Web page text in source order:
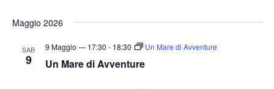
Maggio 2026
SAB
9 Un Mare di Avventure
9 Maggio — 17:30 - 18:30 Un Mare di Avventure